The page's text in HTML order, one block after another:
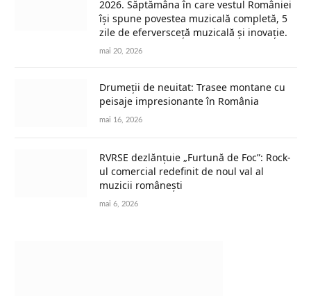
2026. Săptămâna în care vestul României
își spune povestea muzicală completă, 5
zile de eferversceță muzicală și inovație.
mai 20, 2026
Drumeții de neuitat: Trasee montane cu
peisaje impresionante în România
mai 16, 2026
RVRSE dezlănțuie „Furtună de Foc”: Rock-
ul comercial redefinit de noul val al
muzicii românești
mai 6, 2026